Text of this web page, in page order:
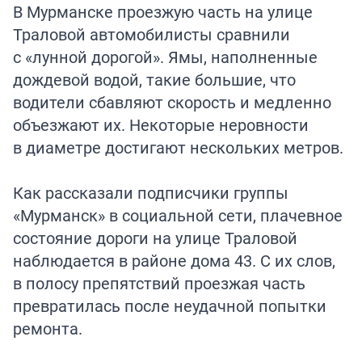
В Мурманске проезжую часть на улице
Траловой автомобилисты сравнили
с «лунной дорогой». Ямы, наполненные
дождевой водой, такие большие, что
водители сбавляют скорость и медленно
объезжают их. Некоторые неровности
в диаметре достигают нескольких метров.
Как рассказали подписчики группы
«Мурманск» в социальной сети, плачевное
состояние дороги на улице Траловой
наблюдается в районе дома 43. С их слов,
в полосу препятствий проезжая часть
превратилась после неудачной попытки
ремонта.